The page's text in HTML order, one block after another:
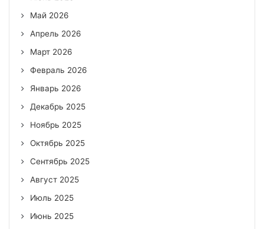
Май 2026
Апрель 2026
Март 2026
Февраль 2026
Январь 2026
Декабрь 2025
Ноябрь 2025
Октябрь 2025
Сентябрь 2025
Август 2025
Июль 2025
Июнь 2025